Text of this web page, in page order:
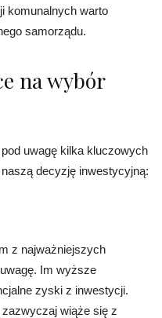
komunalnych warto
samorządu.
na wybór
uwagę kilka kluczowych
decyzję inwestycyjną:
z najważniejszych
Im wyższe
zyski z inwestycji.
wiąże się z